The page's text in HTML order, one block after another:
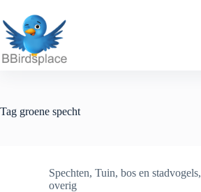
naar
de
inhoud
Tag groene specht
Spechten, Tuin, bos en stadvogels,
overig